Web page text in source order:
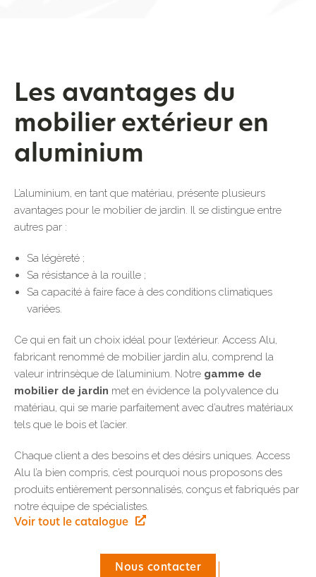
Les avantages du
mobilier extérieur en
aluminium
L’aluminium, en tant que matériau, présente plusieurs
avantages pour le mobilier de jardin. Il se distingue entre
autres par :
Sa légèreté ;
Sa résistance à la rouille ;
Sa capacité à faire face à des conditions climatiques
variées.
Ce qui en fait un choix idéal pour l’extérieur. Access Alu,
fabricant renommé de mobilier jardin alu, comprend la
valeur intrinsèque de l’aluminium. Notre gamme de
mobilier de jardin met en évidence la polyvalence du
matériau, qui se marie parfaitement avec d’autres matériaux
tels que le bois et l’acier.
Chaque client a des besoins et des désirs uniques. Access
Alu l’a bien compris, c’est pourquoi nous proposons des
produits entièrement personnalisés, conçus et fabriqués par
notre équipe de spécialistes.
Voir tout le catalogue
Nous contacter